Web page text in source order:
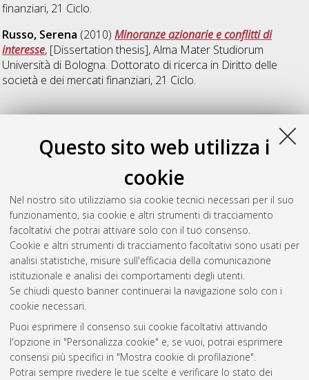
Questo sito web utilizza i
cookie
Nel nostro sito utilizziamo sia cookie tecnici necessari per il suo
funzionamento, sia cookie e altri strumenti di tracciamento
facoltativi che potrai attivare solo con il tuo consenso.
Cookie e altri strumenti di tracciamento facoltativi sono usati per
analisi statistiche, misure sull'efficacia della comunicazione
istituzionale e analisi dei comportamenti degli utenti.
Se chiudi questo banner continuerai la navigazione solo con i
cookie necessari.
Puoi esprimere il consenso sui cookie facoltativi attivando
l'opzione in "Personalizza cookie" e, se vuoi, potrai esprimere
consensi più specifici in "Mostra cookie di profilazione".
Potrai sempre rivedere le tue scelte e verificare lo stato dei
finanziari, 21 Ciclo.
Russo, Serena (2010)Minoranze azionarie e conflitti di
interesse, [Dissertation thesis], Alma Mater Studiorum
Università di Bologna. Dottorato di ricerca in Diritto delle
società e dei mercati finanziari, 21 Ciclo.
22
Serrano Canas, José Manuel (2009) La governance della
società di capitale a base familiare: "Protocolo Familiar" e Patti
, [Dissertation thesis], Alma Mater Studiorum
Università di Bologna. Dottorato di ricerca inIstituzioni,
mercati e tutele: indirizzo "Diritto delle società e dei mercati
finanziari", 22 Ciclo.
Questa lista e' stata generata ilFri Aug 7 20:48:31 2026 CEST
Atom
Rss 1.0
Rss 2.0